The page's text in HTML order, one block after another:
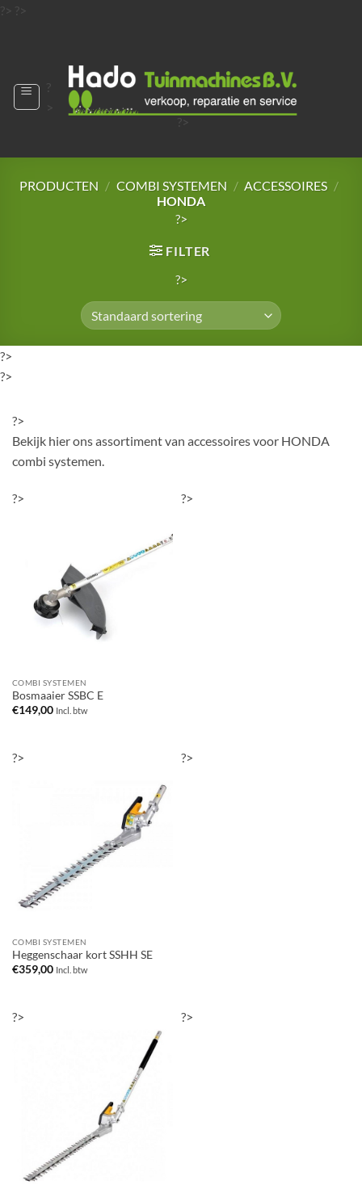
?> ?>
?>
?
PRODUCTEN / COMBI SYSTEMEN / ACCESSOIRES /
HONDA
?>
FILTER
?>
?>
?>
?>
Bekijk hier ons assortiment van accessoires voor HONDA
combi systemen.
?>
COMBI SYSTEMEN
Bosmaaier SSBC E
€149,00 Incl. btw
?>
?>
COMBI SYSTEMEN
Heggenschaar kort SSHH SE
€359,00 Incl. btw
?>
?> ?>